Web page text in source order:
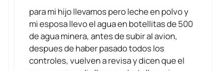
para mi hijo llevamos pero leche en polvo y
mi esposa llevo el agua en botellitas de 500
de agua minera, antes de subir al avion,
despues de haber pasado todos los
controles, vuelven a revisa y dicen que el